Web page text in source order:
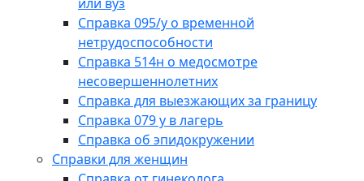
Справка 095/у о временной
нетрудоспособности
Справка 514н о медосмотре
несовершеннолетних
Справка для выезжающих за границу
Справка 079 у в лагерь
Справка об эпидокружении
Справки для женщин